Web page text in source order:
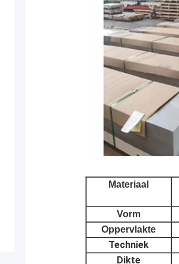
Materiaal
Vorm
Oppervlakte
Techniek
Dikte